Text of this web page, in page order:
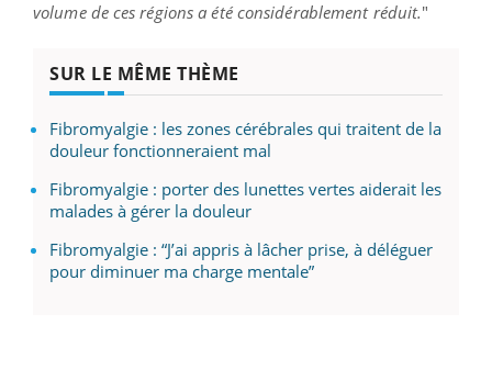
volume de ces régions a été considérablement réduit."
SUR LE MÊME THÈME
Fibromyalgie : les zones cérébrales qui traitent de la
douleur fonctionneraient mal
Fibromyalgie : porter des lunettes vertes aiderait les
malades à gérer la douleur
Fibromyalgie : “J’ai appris à lâcher prise, à déléguer
pour diminuer ma charge mentale”